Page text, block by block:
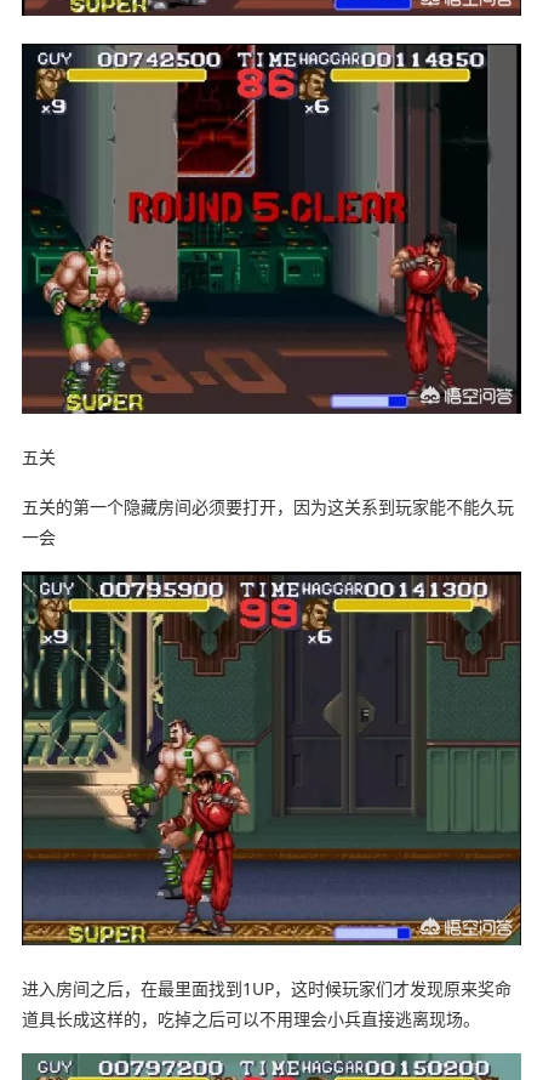
五关
五关的第一个隐藏房间必须要打开，因为这关系到玩家能不能久玩
一会
进入房间之后，在最里面找到1UP，这时候玩家们才发现原来奖命
道具长成这样的，吃掉之后可以不用理会小兵直接逃离现场。